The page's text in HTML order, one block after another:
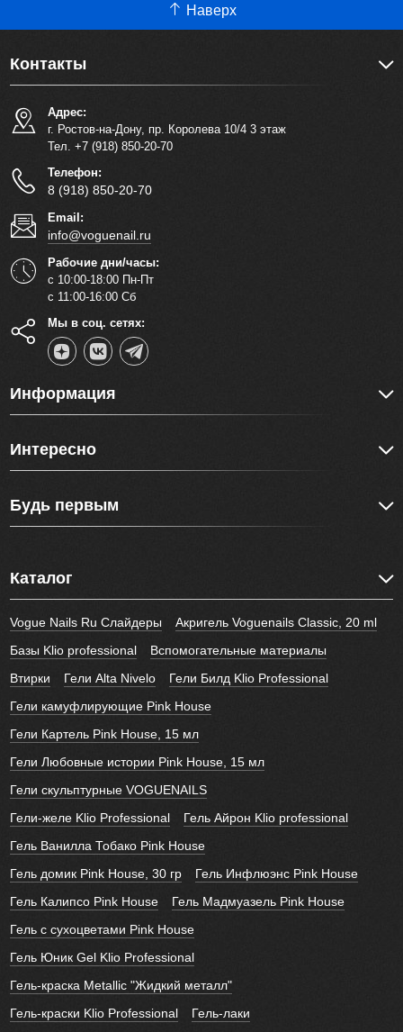
Наверх
Контакты
Адрес:
г. Ростов-на-Дону, пр. Королева 10/4 3 этаж
Тел. +7 (918) 850-20-70
Телефон:
8 (918) 850-20-70
Email:
info@voguenail.ru
Рабочие дни/часы:
с 10:00-18:00 Пн-Пт
с 11:00-16:00 Сб
Мы в соц. сетях:
Информация
Интересно
Будь первым
Каталог
Vogue Nails Ru Слайдеры
Акригель Voguenails Classic, 20 ml
Базы Klio professional
Вспомогательные материалы
Втирки
Гели Alta Nivelo
Гели Билд Klio Professional
Гели камуфлирующие Pink House
Гели Картель Pink House, 15 мл
Гели Любовные истории Pink House, 15 мл
Гели скульптурные VOGUENAILS
Гели-желе Klio Professional
Гель Айрон Klio professional
Гель Ванилла Тобако Pink House
Гель домик Pink House, 30 гр
Гель Инфлюэнс Pink House
Гель Калипсо Pink House
Гель Мадмуазель Pink House
Гель с сухоцветами Pink House
Гель Юник Gel Klio Professional
Гель-краска Metallic "Жидкий металл"
Гель-краски Klio Professional
Гель-лаки